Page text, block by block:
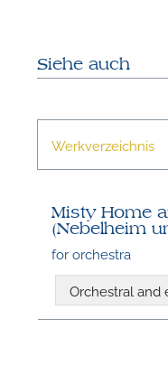
Siehe auch
Werkverzeichnis
Misty Home
(Nebelheim
for orchestra
Orchestral and